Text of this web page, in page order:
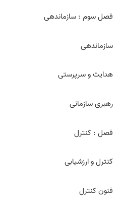
فصل سوم : سازماندهی
سازماندهی
هدایت و سرپرستی
رهبری سازمانی
فصل : کنترل
کنترل و ارزشیابی
فنون کنترل